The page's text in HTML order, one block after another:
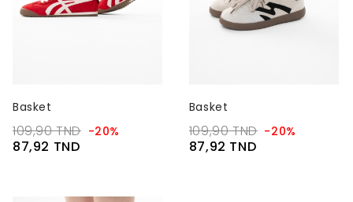
Basket
109,90 TND -20%
87,92 TND
Basket
109,90 TND -20%
87,92 TND